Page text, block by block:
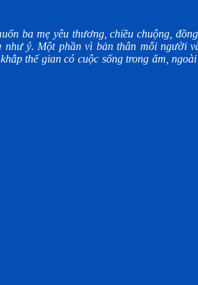
ba mẹ yêu thương, chiều chuộng,
ý. Một phần vì bản thân mỗi
thế gian có cuộc sống trong ấm,